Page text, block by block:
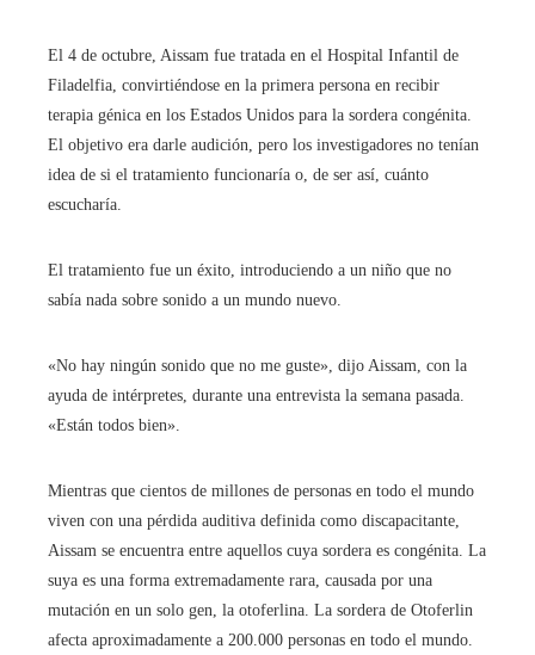
El 4 de octubre, Aissam fue tratada en el Hospital Infantil de
Filadelfia, convirtiéndose en la primera persona en recibir
terapia génica en los Estados Unidos para la sordera congénita.
El objetivo era darle audición, pero los investigadores no tenían
idea de si el tratamiento funcionaría o, de ser así, cuánto
escucharía.
El tratamiento fue un éxito, introduciendo a un niño que no
sabía nada sobre sonido a un mundo nuevo.
«No hay ningún sonido que no me guste», dijo Aissam, con la
ayuda de intérpretes, durante una entrevista la semana pasada.
«Están todos bien».
Mientras que cientos de millones de personas en todo el mundo
viven con una pérdida auditiva definida como discapacitante,
Aissam se encuentra entre aquellos cuya sordera es congénita. La
suya es una forma extremadamente rara, causada por una
mutación en un solo gen, la otoferlina. La sordera de Otoferlin
afecta aproximadamente a 200.000 personas en todo el mundo.